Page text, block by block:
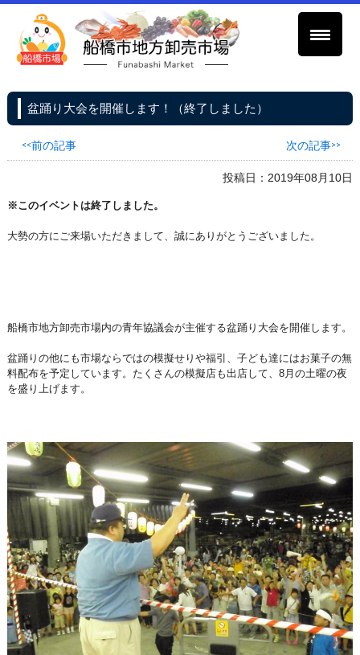
盆踊り大会を開催します！（終了しました）
<<前の記事 次の記事>>
投稿日：2019年08月10日
※このイベントは終了しました。
大勢の方にご来場いただきまして、誠にありがとうございました。
船橋市地方卸売市場内の青年協議会が主催する盆踊り大会を開催します。
盆踊りの他にも市場ならではの模擬せりや福引、子ども達にはお菓子の無
料配布を予定しています。たくさんの模擬店も出店して、8月の土曜の夜
を盛り上げます。